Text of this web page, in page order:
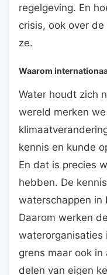
regelgeving. En
crisis, ook over
ze.
Waarom
Water houdt zich
wereld merken
kennis en kunde
En dat is precies
hebben. De
waterschappen in
Daarom werken
waterorganisaties
grens maar ook
delen van eigen